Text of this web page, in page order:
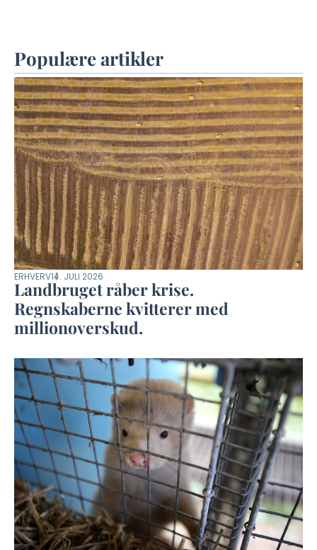
Populære artikler
ERHVERV14. JULI 2026
Landbruget råber krise.
Regnskaberne kvitterer med
millionoverskud.